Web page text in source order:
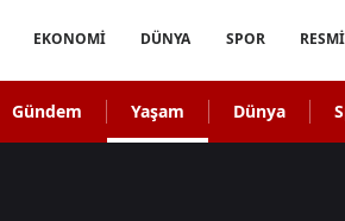
EKONOMİ DÜNYA SPOR
Gündem Yaşam Dünya